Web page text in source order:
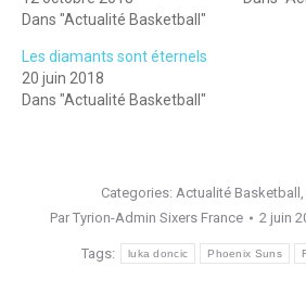
Dans "Actualité Basketball"
Les diamants sont éternels
20 juin 2018
Dans "Actualité Basketball"
Categories: Actualité Basketball ,
Par Tyrion-Admin Sixers France 2 juin
Tags: luka doncic Phoenix Suns